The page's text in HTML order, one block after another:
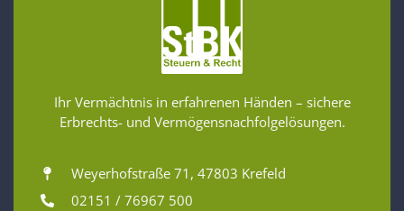
Ihr Vermächtnis in erfahrenen Händen – sichere
Erbrechts- und Vermögensnachfolgelösungen.
Weyerhofstraße 71, 47803 Krefeld
02151 / 76967 500